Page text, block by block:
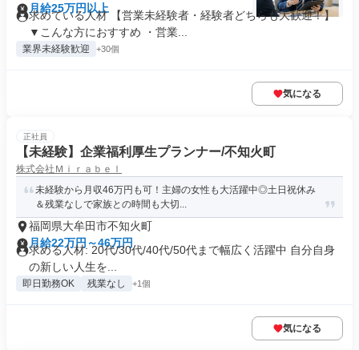
月給25万円以上
求めている人材 【営業未経験者・経験者どちらも大歓迎！】
▼こんな方におすすめ ・営業...
業界未経験歓迎 +30個
気になる
正社員
【未経験】企業福利厚生プランナー/不知火町
株式会社Ｍｉｒａｂｅｌ
未経験から月収46万円も可！主婦の女性も大活躍中◎土日祝休み
＆残業なしで家族との時間も大切...
福岡県大牟田市不知火町
月給22万円～46万円
求める人材: 20代/30代/40代/50代まで幅広く活躍中 自分自身
の新しい人生を...
即日勤務OK 残業なし +1個
気になる